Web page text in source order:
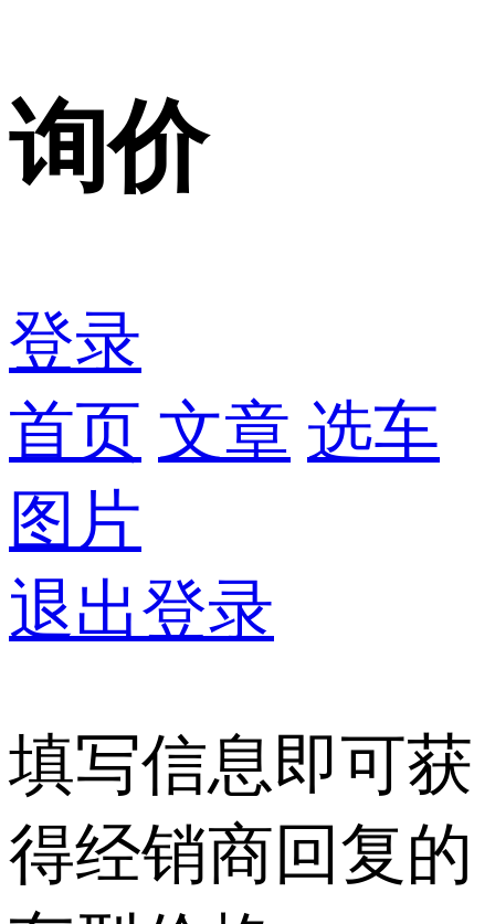
询价
登录
首页 文章 选车
图片
退出登录
填写信息即可获
得经销商回复的